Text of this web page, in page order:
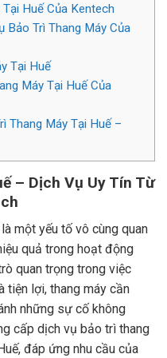
Huế Của Kentech
Bảo Trì Thang Máy Của
Tại Huế
Máy Tại Huế Của
Thang Máy Tại Huế –
– Dịch Vụ Uy Tín Từ
là một yếu tố vô cùng quan
quả trong hoạt động
quan trọng trong việc
tiện lợi, thang máy cần
những sự cố không
cấp dịch vụ bảo trì thang
đáp ứng nhu cầu của